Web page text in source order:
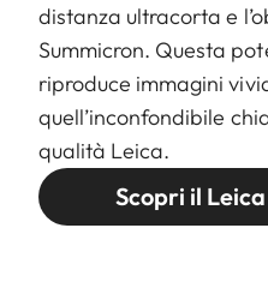
distanza ultracorta e
Summicron. Questa
riproduce immagini
quell’inconfondibile
qualità Leica.
Scopri il Leica